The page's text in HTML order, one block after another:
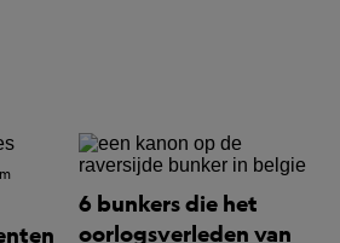
6 bunkers die het
oorlogsverleden van